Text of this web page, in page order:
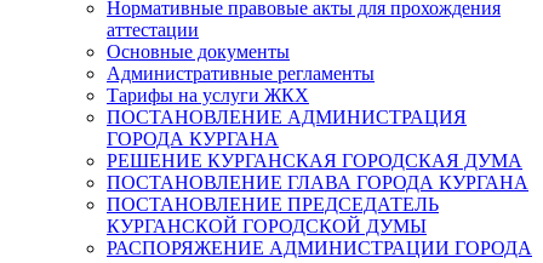
Нормативные правовые акты для прохождения
аттестации
Основные документы
Административные регламенты
Тарифы на услуги ЖКХ
ПОСТАНОВЛЕНИЕ АДМИНИСТРАЦИЯ
ГОРОДА КУРГАНА
РЕШЕНИЕ КУРГАНСКАЯ ГОРОДСКАЯ ДУМА
ПОСТАНОВЛЕНИЕ ГЛАВА ГОРОДА КУРГАНА
ПОСТАНОВЛЕНИЕ ПРЕДСЕДАТЕЛЬ
КУРГАНСКОЙ ГОРОДСКОЙ ДУМЫ
РАСПОРЯЖЕНИЕ АДМИНИСТРАЦИИ ГОРОДА